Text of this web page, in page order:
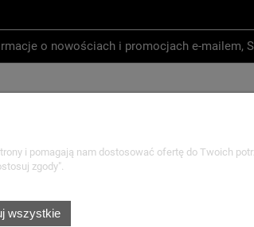
o nowościach i promocjach e-mailem,
i pomagają nam dostosować ofertę do Twoich
zgody".
wszystkie